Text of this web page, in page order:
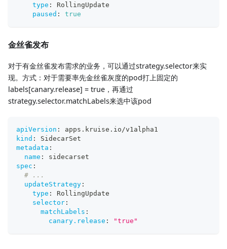
type :
RollingUpdate
paused : true
金丝雀发布
对于有金丝雀发布需求的业务，可以通过strategy.selector来实
现。方式：对于需要率先金丝雀灰度的pod打上固定的
labels[canary.release] = true，再通过
strategy.selector.matchLabels来选中该pod
apiVersion :
apps.kruise.io/v1alpha1
kind :
SidecarSet
metadata :
name :
sidecarset
spec :
# ...
updateStrategy :
type :
RollingUpdate
selector :
matchLabels :
canary.release : "true"